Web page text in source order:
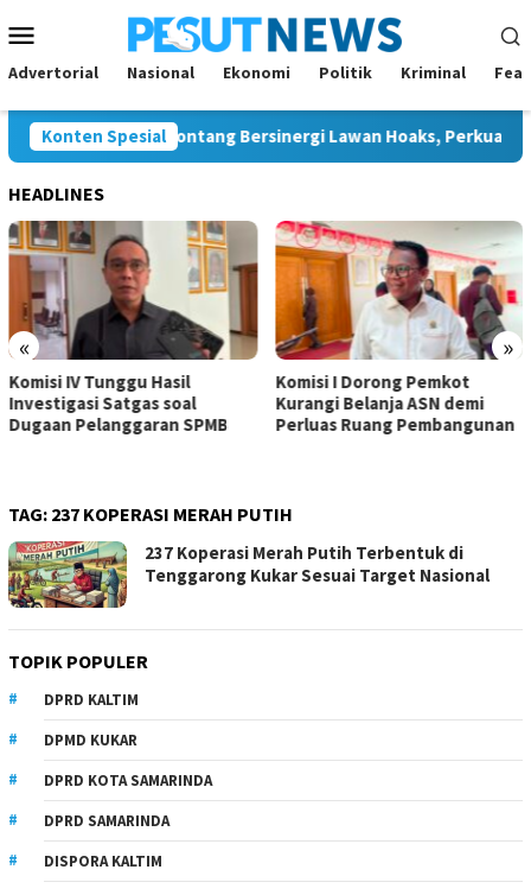
ke
kontenMobile
Advertorial Nasional Ekonomi Politik Kriminal
Konten Spesial
dan JMSI Bontang Bersinergi Lawan Hoaks, Perkuat
HEADLINES
« »
Komisi IV Tunggu Hasil
Investigasi Satgas soal
Dugaan Pelanggaran SPMB
Komisi I Dorong Pemkot
Kurangi Belanja ASN demi
Perluas Ruang Pembangunan
TAG: 237 KOPERASI MERAH PUTIH
237 Koperasi Merah Putih Terbentuk di
Tenggarong Kukar Sesuai Target Nasional
TOPIK POPULER
DPRD KALTIM
DPMD KUKAR
DPRD KOTA SAMARINDA
DPRD SAMARINDA
DISPORA KALTIM